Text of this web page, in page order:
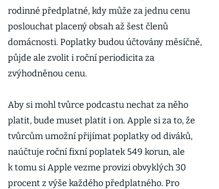
rodinné předplatné, kdy může za jednu cenu
poslouchat placený obsah až šest členů
domácnosti. Poplatky budou účtovány měsíčně,
půjde ale zvolit i roční periodicita za
zvýhodněnou cenu.
Aby si mohl tvůrce podcastu nechat za něho
platit, bude muset platit i on. Apple si za to, že
tvůrcům umožní přijímat poplatky od diváků,
naúčtuje roční fixní poplatek 549 korun, ale
k tomu si Apple vezme provizi obvyklých 30
procent z výše každého předplatného. Pro